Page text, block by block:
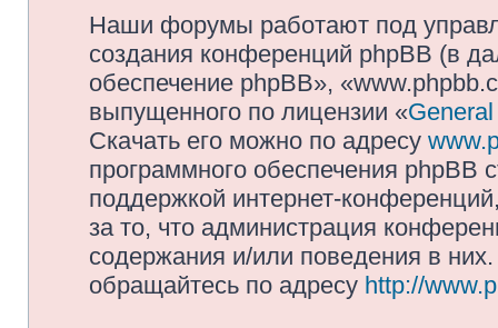
Наши форумы работают под
создания конференций phpBB (в
обеспечение phpBB»,
выпущенного по лицензии «
Скачать его можно по адресу
программного обеспечения phpBB
поддержкой интернет-
за то, что администрация
содержания и/или поведения в
обращайтесь по адресу http://